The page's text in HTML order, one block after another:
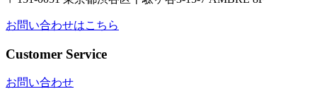
お問い合わせはこちら
Customer Service
お問い合わせ